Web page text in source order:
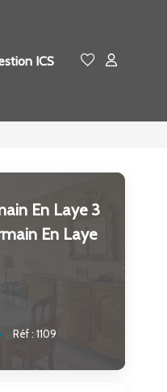
ICS
En Laye 3
En Laye
Réf : 1109